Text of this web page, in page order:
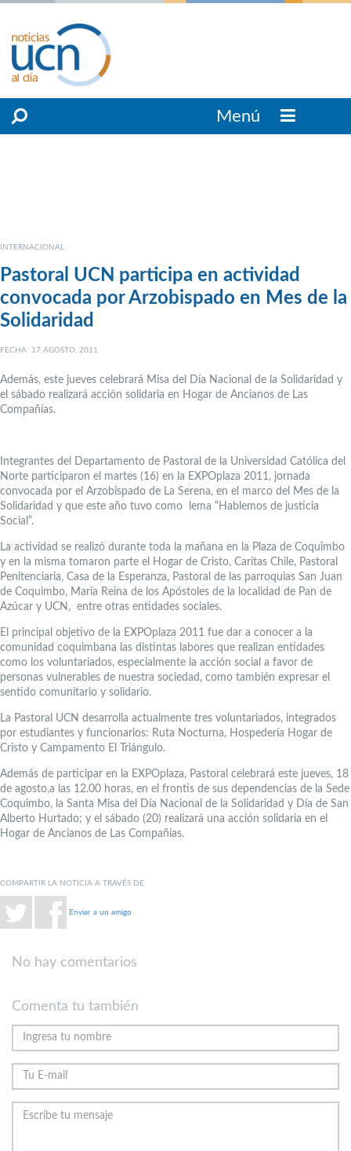
Menú
INTERNACIONAL
Pastoral UCN participa en actividad
convocada por Arzobispado en Mes de la
Solidaridad
FECHA: 17 AGOSTO, 2011
Además, este jueves celebrará Misa del Día Nacional de la Solidaridad y
el sábado realizará acción solidaria en Hogar de Ancianos de Las
Compañías.
Integrantes del Departamento de Pastoral de la Universidad Católica del
Norte participaron el martes (16) en la EXPOplaza 2011, jornada
convocada por el Arzobispado de La Serena, en el marco del Mes de la
Solidaridad y que este año tuvo como lema “Hablemos de justicia
Social”.
La actividad se realizó durante toda la mañana en la Plaza de Coquimbo
y en la misma tomaron parte el Hogar de Cristo, Caritas Chile, Pastoral
Penitenciaria, Casa de la Esperanza, Pastoral de las parroquias San Juan
de Coquimbo, María Reina de los Apóstoles de la localidad de Pan de
Azúcar y UCN, entre otras entidades sociales.
El principal objetivo de la EXPOplaza 2011 fue dar a conocer a la
comunidad coquimbana las distintas labores que realizan entidades
como los voluntariados, especialmente la acción social a favor de
personas vulnerables de nuestra sociedad, como también expresar el
sentido comunitario y solidario.
La Pastoral UCN desarrolla actualmente tres voluntariados, integrados
por estudiantes y funcionarios: Ruta Nocturna, Hospedería Hogar de
Cristo y Campamento El Triángulo.
Además de participar en la EXPOplaza, Pastoral celebrará este jueves, 18
de agosto,a las 12.00 horas, en el frontis de sus dependencias de la Sede
Coquimbo, la Santa Misa del Día Nacional de la Solidaridad y Día de San
Alberto Hurtado; y el sábado (20) realizará una acción solidaria en el
Hogar de Ancianos de Las Compañías.
COMPARTIR LA NOTICIA A TRAVÉS DE:
Enviar a un amigo
No hay comentarios
Comenta tu también